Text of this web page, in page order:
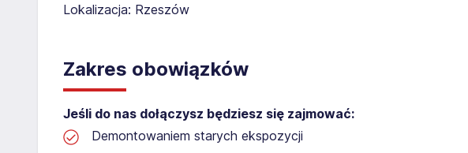
Lokalizacja: Rzeszów​
Zakres obowiązków
Jeśli do nas dołączysz będziesz się zajmować:
Demontowaniem starych ekspozycji